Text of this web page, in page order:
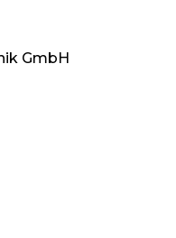
GmbH